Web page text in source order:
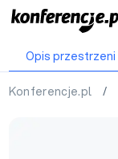
Opis przestrzeni
Konferencje.pl /